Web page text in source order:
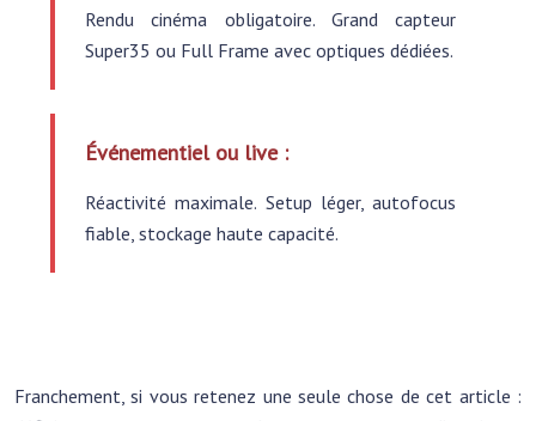
Rendu cinéma obligatoire. Grand capteur
Super35 ou Full Frame avec optiques dédiées.
Événementiel ou live :
Réactivité maximale. Setup léger, autofocus
fiable, stockage haute capacité.
Franchement, si vous retenez une seule chose de cet article :